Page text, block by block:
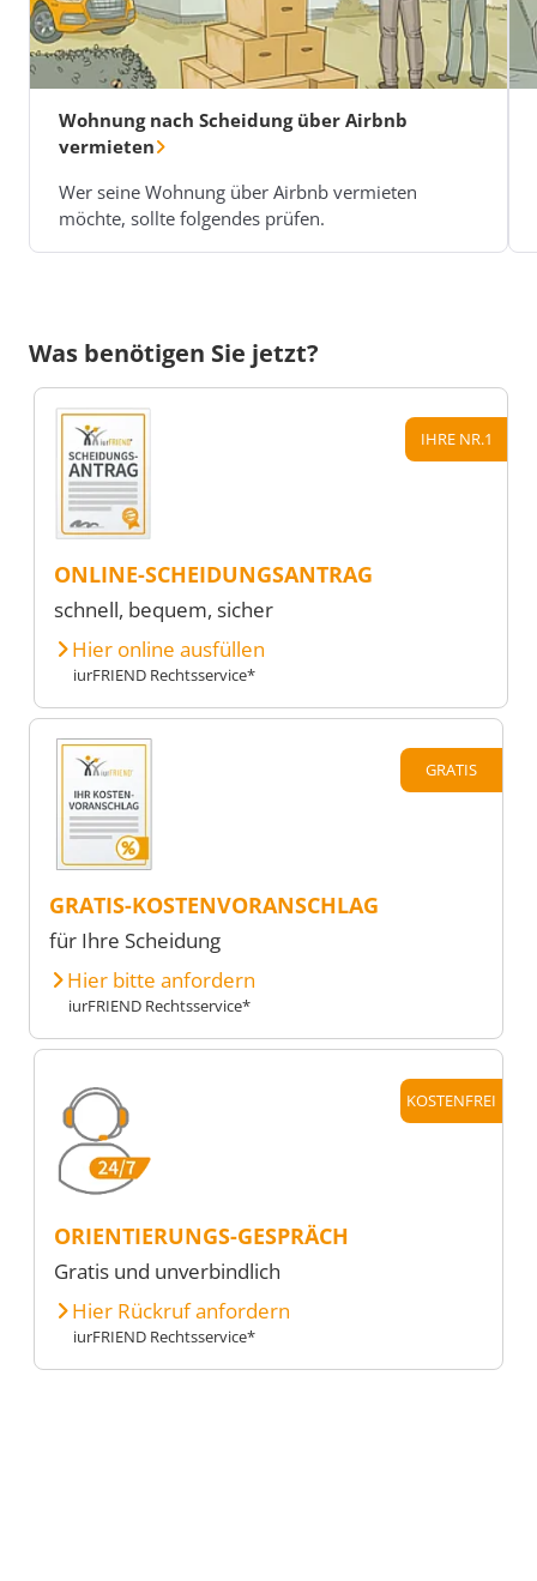
Wohnung nach Scheidung über Airbnb
vermieten
Wer seine Wohnung über Airbnb vermieten
möchte, sollte folgendes prüfen.
Was benötigen Sie jetzt?
IHRE NR.1
ONLINE-SCHEIDUNGSANTRAG
schnell, bequem, sicher
Hier online ausfüllen
iurFRIEND Rechtsservice*
GRATIS
GRATIS-KOSTENVORANSCHLAG
für Ihre Scheidung
Hier bitte anfordern
iurFRIEND Rechtsservice*
KOSTENFREI
ORIENTIERUNGS-GESPRÄCH
Gratis und unverbindlich
Hier Rückruf anfordern
iurFRIEND Rechtsservice*